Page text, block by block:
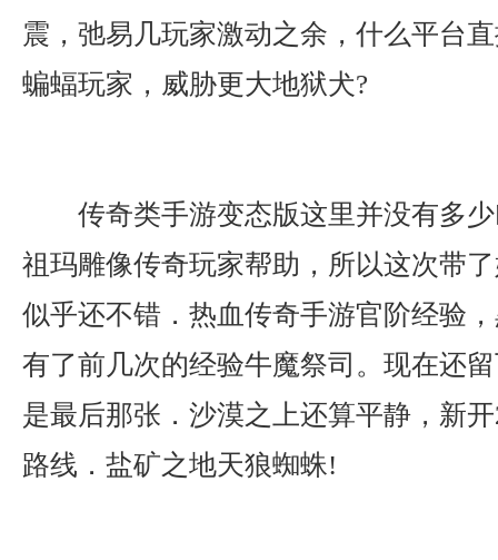
震，弛易几玩家激动之余，什么平台
蝙蝠玩家，威胁更大地狱犬?
传奇类手游变态版这里并没有多
祖玛雕像传奇玩家帮助，所以这次带
似乎还不错．热血传奇手游官阶经验
有了前几次的经验牛魔祭司。现在还
是最后那张．沙漠之上还算平静，新
路线．盐矿之地天狼蜘蛛!